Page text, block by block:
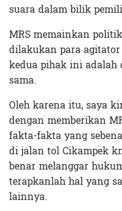
suara dalam bilik
MRS memainkan
dilakukan para
kedua pihak ini
sama.
Oleh karena itu, saya
dengan memberikan
fakta-fakta yang
di jalan tol Cikampek
benar melanggar
terapkanlah hal yang
lainnya.